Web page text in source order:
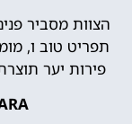
הצוות מסביר
תפריט טוב ו,
פירות יער